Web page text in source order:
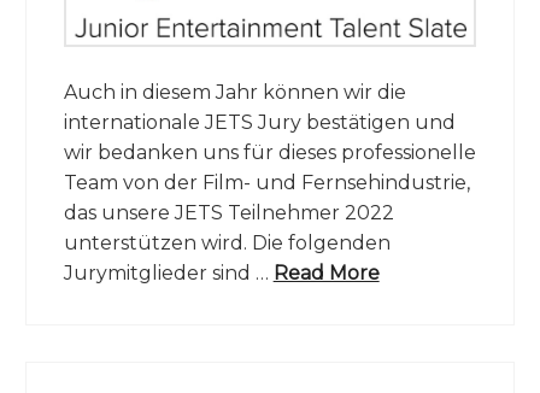
Auch in diesem Jahr können wir die
internationale JETS Jury bestätigen und
wir bedanken uns für dieses professionelle
Team von der Film- und Fernsehindustrie,
das unsere JETS Teilnehmer 2022
unterstützen wird. Die folgenden
Jurymitglieder sind … Read More